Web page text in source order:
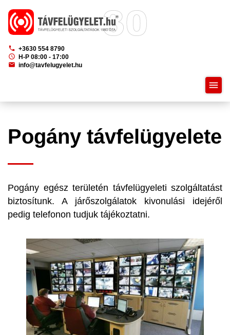
phone +3630 554 8790
schedule
H-P 08:00 - 17:00
mail info@tavfelugyelet.hu
menu
Pogány távfelügyelete
Pogány egész területén távfelügyeleti szolgáltatást
biztosítunk. A járőszolgálatok kivonulási idejéről
pedig telefonon tudjuk tájékoztatni.